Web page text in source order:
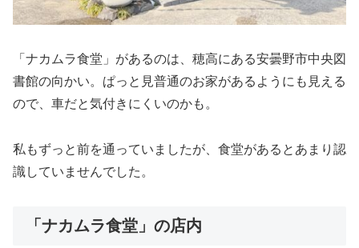
「ナカムラ食堂」があるのは、穂高にある安曇野市中央図
書館の向かい。ぱっと見普通のお家があるようにも見える
ので、車だと気付きにくいのかも。
私もずっと前を通っていましたが、食堂があるとあまり認
識していませんでした。
「ナカムラ食堂」の店内